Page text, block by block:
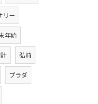
リー
年始
弘前
プラダ